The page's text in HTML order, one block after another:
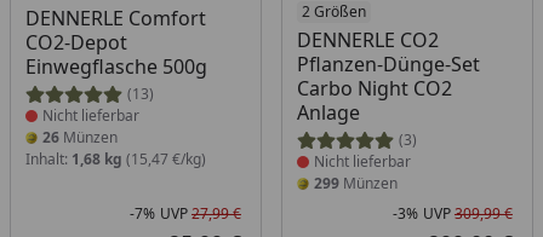
DENNERLE Comfort
CO2-Depot
Einwegflasche 500g
(13)
Produkt nicht lieferbar
Nicht lieferbar
26 Münzen
Inhalt: 1,68 kg (15,47 €/kg)
-7% UVP27,99 €
2 Größen
DENNERLE CO2
Pflanzen-Dünge-Set
Carbo Night CO2
Anlage
(3)
Produkt nicht lieferbar
Nicht lieferbar
299Münzen
-3% UVP309,99 €